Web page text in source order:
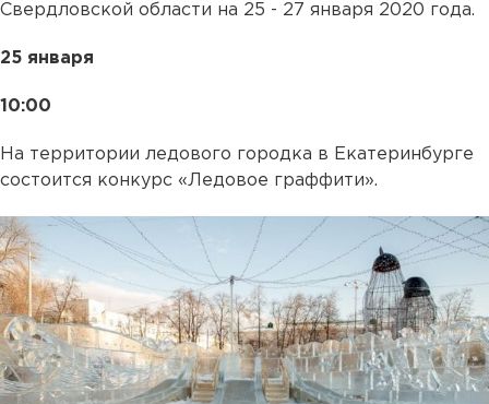
Свердловской области на 25 - 27 января 2020 года.
25 января
10:00
На территории ледового городка в Екатеринбурге
состоится конкурс «Ледовое граффити».